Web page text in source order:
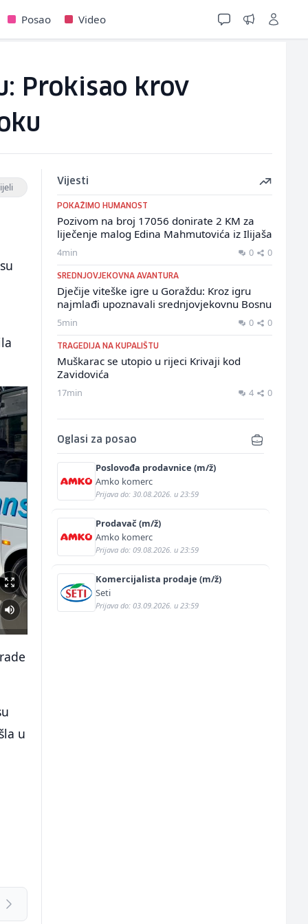
Posao Video
Prokisao krov
u
Vijesti
POKAŽIMO HUMANOST
Pozivom na broj 17056 donirate 2 KM za
liječenje malog Edina Mahmutovića iz Ilijaša
4min 0 0
SREDNJOVJEKOVNA AVANTURA
Dječije viteške igre u Goraždu: Kroz igru
najmlađi upoznavali srednjovjekovnu Bosnu
5min 0 0
TRAGEDIJA NA KUPALIŠTU
Muškarac se utopio u rijeci Krivaji kod
Zavidovića
17min 4 0
Oglasi za posao
Poslovođa prodavnice (m/ž)
Amko komerc
Prijava do: 30.08.2026. u 23:59
Prodavač (m/ž)
Amko komerc
Prijava do: 09.08.2026. u 23:59
Komercijalista prodaje (m/ž)
Seti
Prijava do: 03.09.2026. u 23:59